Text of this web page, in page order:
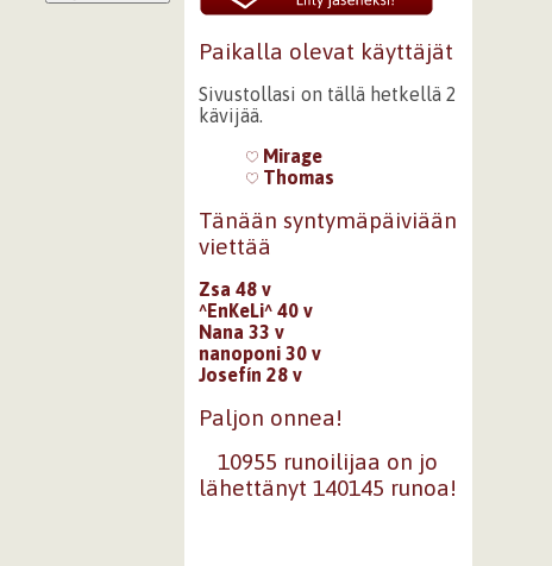
Paikalla olevat käyttäjät
Sivustollasi on tällä hetkellä 2
kävijää.
Mirage
Thomas
Tänään syntymäpäiviään
viettää
Zsa 48 v
^EnKeLi^ 40 v
Nana 33 v
nanoponi 30 v
Josefín 28 v
Paljon onnea!
10955 runoilijaa on jo
lähettänyt 140145 runoa!